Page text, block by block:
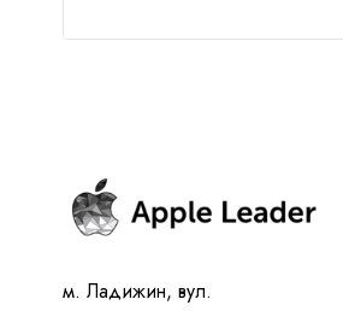
м. Ладижин, вул.